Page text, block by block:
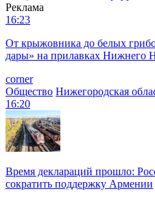
Реклама
16:23
От крыжовника до белых
дары» на прилавках Нижнего
corner
Общество Нижегородская
16:20
Время деклараций прошло:
сократить поддержку Армении